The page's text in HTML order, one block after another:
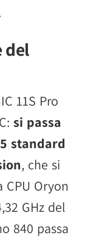
del
11S Pro
si passa
standard
, che si
Oryon
GHz del
840 passa